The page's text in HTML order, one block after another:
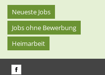
Neueste Jobs
Jobs ohne Bewerbung
Heimarbeit